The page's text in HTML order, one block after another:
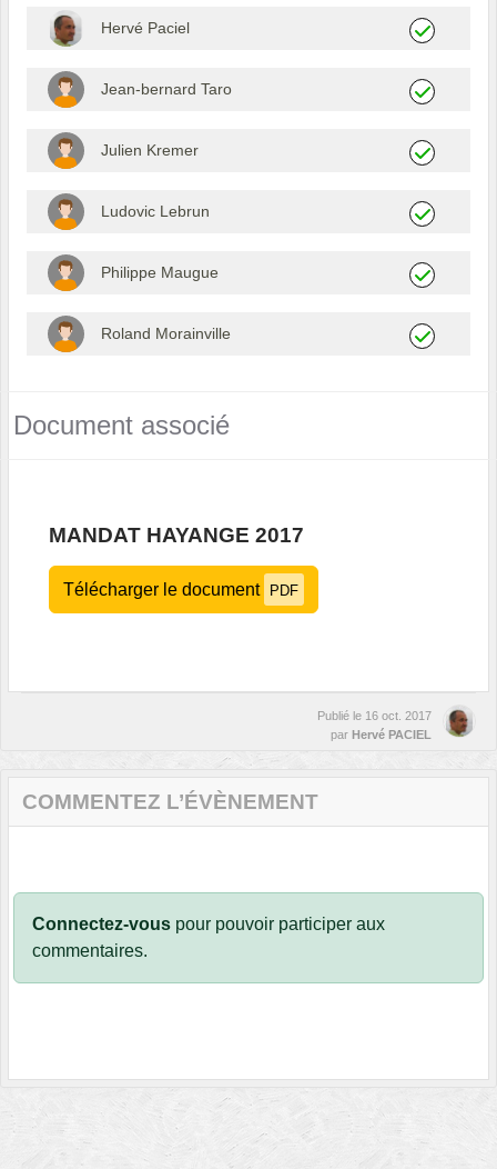
Hervé Paciel
Jean-bernard Taro
Julien Kremer
Ludovic Lebrun
Philippe Maugue
Roland Morainville
Document associé
MANDAT HAYANGE 2017
Télécharger le document PDF
Publié le 16 oct. 2017
par Hervé PACIEL
COMMENTEZ L’ÉVÈNEMENT
Connectez-vous pour pouvoir participer aux
commentaires.